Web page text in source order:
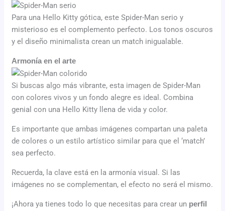
Para una Hello Kitty gótica, este Spider-Man serio y
misterioso es el complemento perfecto. Los tonos oscuros
y el diseño minimalista crean un match inigualable.
Armonía en el arte
Si buscas algo más vibrante, esta imagen de Spider-Man
con colores vivos y un fondo alegre es ideal. Combina
genial con una Hello Kitty llena de vida y color.
Es importante que ambas imágenes compartan una paleta
de colores o un estilo artístico similar para que el ‘match’
sea perfecto.
Recuerda, la clave está en la armonía visual. Si las
imágenes no se complementan, el efecto no será el mismo.
¡Ahora ya tienes todo lo que necesitas para crear un perfil